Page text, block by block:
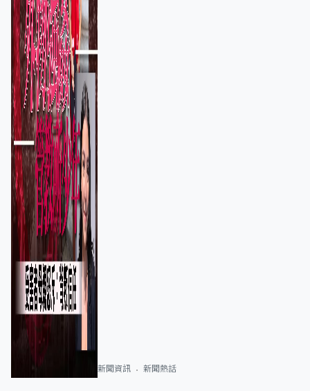
新聞資訊 新聞熱話